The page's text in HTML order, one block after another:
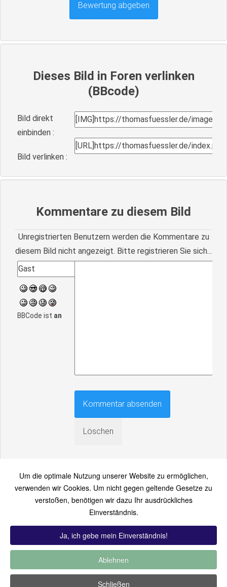
Dieses Bild in Foren verlinken
(BBcode)
Bild direkt
einbinden :
Bild verlinken :
Kommentare zu diesem Bild
Unregistrierten Benutzern werden die Kommentare zu
diesem Bild nicht angezeigt. Bitte registrieren Sie sich...
BBCode ist an
An einen Freund senden
Bitte loggen Sie sich zuerst ein...
-Zuletzt hinzugekommen
Um die optimale Nutzung unserer Website zu ermöglichen,
verwenden wir Cookies. Um nicht gegen geltende Gesetze zu
verstoßen, benötigen wir dazu Ihr ausdrückliches
Einverständnis.
Ja, ich gebe mein Einverständnis!
Ablehnen
Schließen